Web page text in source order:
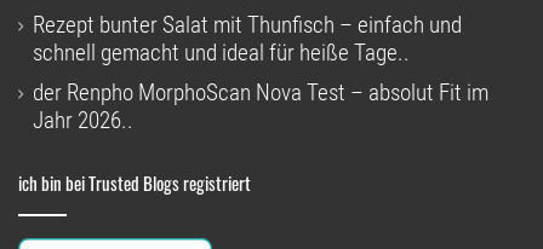
Rezept bunter Salat mit Thunfisch – einfach und
schnell gemacht und ideal für heiße Tage..
der Renpho MorphoScan Nova Test – absolut Fit im
Jahr 2026..
ich bin bei Trusted Blogs registriert